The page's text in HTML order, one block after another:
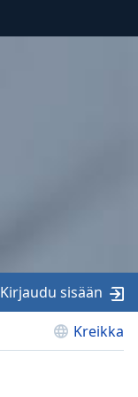
Kreikka
Kirjaudu sisään